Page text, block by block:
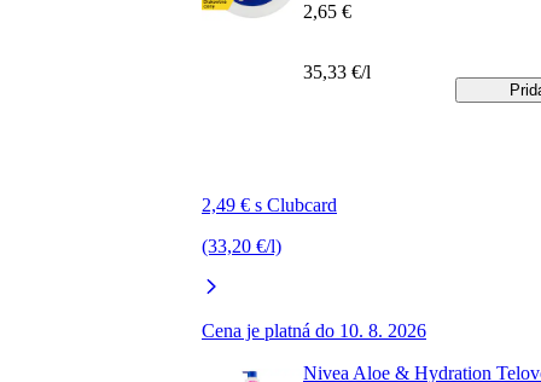
2,49 € s Clubcard
(33,20 €/l)
Cena je platná do 10. 8. 2026
2,65 €
35,33 €/l
Nivea Aloe & Hydration